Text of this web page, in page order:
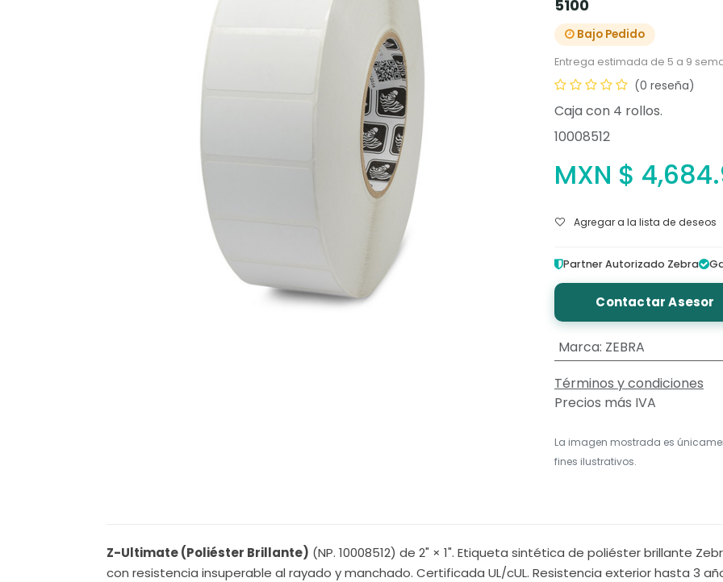
5100
Bajo Pedido
Entrega estimada de 5 a 9
(0 reseña)
Caja con 4 rollos.
10008512
MXN $
Agregar a la lista de deseos
Partner Autorizado Zebra
Contactar Asesor
Marca: ZEBRA
Términos y condiciones
Precios más IVA
La imagen mostrada es
fines ilustrativos.
Z-Ultimate (Poliéster Brillante) (NP. 10008512) de 2" × 1". Etiqueta sintética de poliéster brillante
con resistencia insuperable al rayado y manchado. Certificada UL/cUL. Resistencia exterior hasta 3